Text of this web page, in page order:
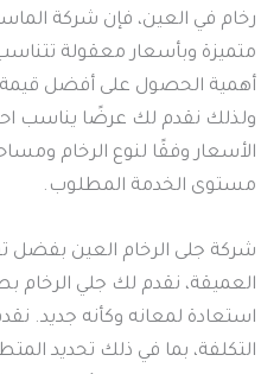
رخام في العين، فإن شركة
متميزة وبأسعار معقولة
أهمية الحصول على أفضل قيمة
ولذلك نقدم لك عرضًا يناسب
الأسعار وفقًا لنوع الرخام
مستوى الخدمة المطلوب.
شركة جلى الرخام العين بفضل
العميقة، نقدم لك جلي الرخام
استعادة لمعانه وكأنه جديد.
التكلفة، بما في ذلك تحديد